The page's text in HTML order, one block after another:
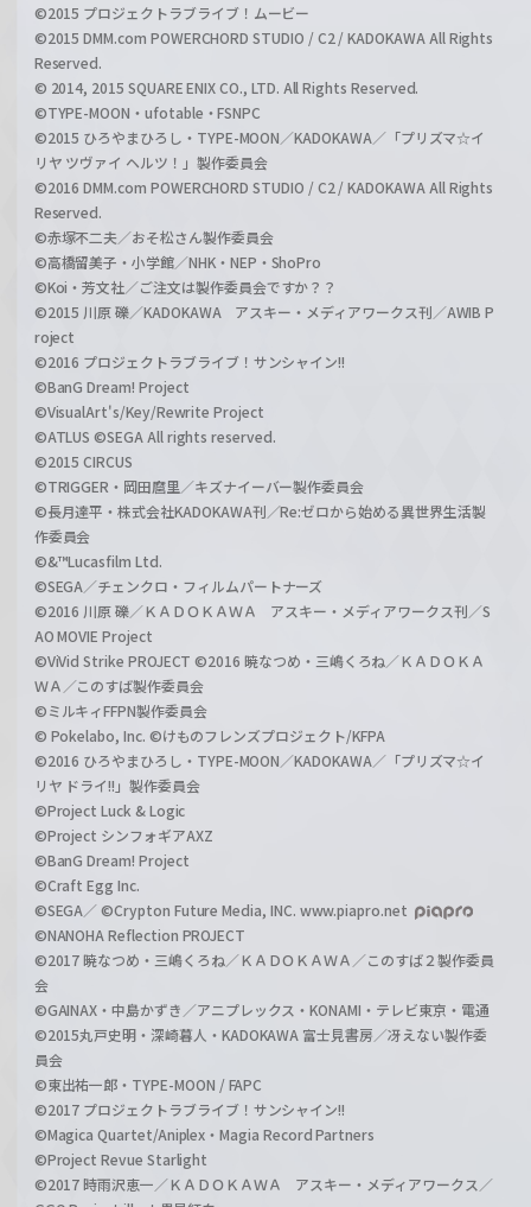
©2015 プロジェクトラブライブ！ムービー
©2015 DMM.com POWERCHORD STUDIO / C2 / KADOKAWA All Rights
Reserved.
© 2014, 2015 SQUARE ENIX CO., LTD. All Rights Reserved.
©TYPE-MOON・ufotable・FSNPC
©2015 ひろやまひろし・TYPE-MOON／KADOKAWA／「プリズマ☆イ
リヤ ツヴァイ ヘルツ！」製作委員会
©2016 DMM.com POWERCHORD STUDIO / C2 / KADOKAWA All Rights
Reserved.
©赤塚不二夫／おそ松さん製作委員会
©高橋留美子・小学館／NHK・NEP・ShoPro
©Koi・芳文社／ご注文は製作委員会ですか？？
©2015 川原 礫／KADOKAWA アスキー・メディアワークス刊／AWIB P
roject
©2016 プロジェクトラブライブ！サンシャイン!!
©BanG Dream! Project
©VisualArt's/Key/Rewrite Project
©ATLUS ©SEGA All rights reserved.
©2015 CIRCUS
©TRIGGER・岡田麿里／キズナイーバー製作委員会
©長月達平・株式会社KADOKAWA刊／Re:ゼロから始める異世界生活製
作委員会
©&™Lucasfilm Ltd.
©SEGA／チェンクロ・フィルムパートナーズ
©2016 川原 礫／ＫＡＤＯＫＡＷＡ アスキー・メディアワークス刊／S
AO MOVIE Project
©ViVid Strike PROJECT ©2016 暁なつめ・三嶋くろね／ＫＡＤＯＫＡ
ＷＡ／このすば製作委員会
©ミルキィFFPN製作委員会
© Pokelabo, Inc. ©けものフレンズプロジェクト/KFPA
©2016 ひろやまひろし・TYPE-MOON／KADOKAWA／「プリズマ☆イ
リヤ ドライ!!」製作委員会
©Project Luck & Logic
©Project シンフォギアAXZ
©BanG Dream! Project
©Craft Egg Inc.
©SEGA／ ©Crypton Future Media, INC. www.piapro.net
©NANOHA Reflection PROJECT
©2017 暁なつめ・三嶋くろね／ＫＡＤＯＫＡＷＡ／このすば２製作委員
会
©GAINAX・中島かずき／アニプレックス・KONAMI・テレビ東京・電通
©2015丸戸史明・深崎暮人・KADOKAWA 富士見書房／冴えない製作委
員会
©東出祐一郎・TYPE-MOON / FAPC
©2017 プロジェクトラブライブ！サンシャイン!!
©Magica Quartet/Aniplex・Magia Record Partners
©Project Revue Starlight
©2017 時雨沢恵一／ＫＡＤＯＫＡＷＡ アスキー・メディアワークス／